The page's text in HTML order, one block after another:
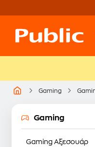
Gaming
Gaming
Gaming Αξεσουάρ